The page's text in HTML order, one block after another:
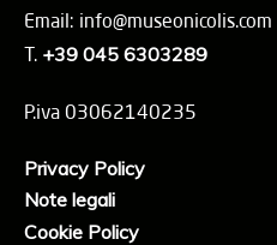
Email: info@museonicolis.com
T. +39 045 6303289
P.iva 03062140235
Privacy Policy
Note legali
Cookie Policy